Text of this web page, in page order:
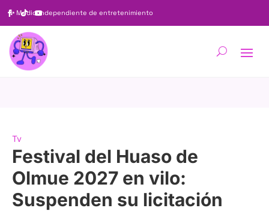
✨ Medio independiente de entretenimiento
Tv
Festival del Huaso de
Olmue 2027 en vilo:
Suspenden su licitación